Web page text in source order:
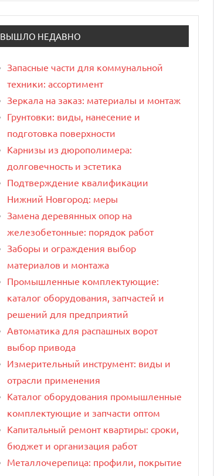
ВЫШЛО НЕДАВНО
Запасные части для коммунальной
техники: ассортимент
Зеркала на заказ: материалы и монтаж
Грунтовки: виды, нанесение и
подготовка поверхности
Карнизы из дюрополимера:
долговечность и эстетика
Подтверждение квалификации
Нижний Новгород: меры
Замена деревянных опор на
железобетонные: порядок работ
Заборы и ограждения выбор
материалов и монтажа
Промышленные комплектующие:
каталог оборудования, запчастей и
решений для предприятий
Автоматика для распашных ворот
выбор привода
Измерительный инструмент: виды и
отрасли применения
Каталог оборудования промышленные
комплектующие и запчасти оптом
Капитальный ремонт квартиры: сроки,
бюджет и организация работ
Металлочерепица: профили, покрытие